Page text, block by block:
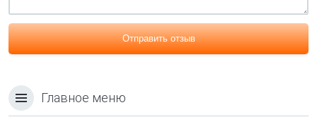
Отправить отзыв
Главное меню